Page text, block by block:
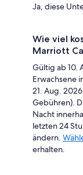
Ja, diese
Wie viel
Marriott
Gültig ab 10.
Erwachsene
21. Aug.
Gebühren).
Nacht
letzten 24
ändern.
erhalten.